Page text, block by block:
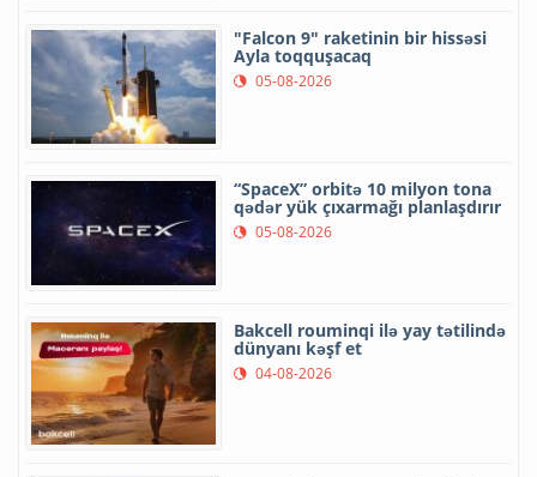
"Falcon 9" raketinin bir hissəsi
Ayla toqquşacaq
05-08-2026
“SpaceX” orbitə 10 milyon tona
qədər yük çıxarmağı planlaşdırır
05-08-2026
Bakcell rouminqi ilə yay tətilində
dünyanı kəşf et
04-08-2026